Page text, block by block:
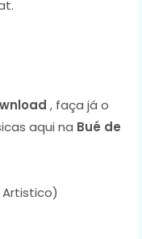
, faça já o
aqui na Bué de